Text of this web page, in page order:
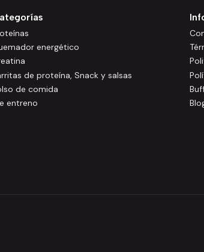
energético
de proteína, Snack y salsas
de comida
entreno